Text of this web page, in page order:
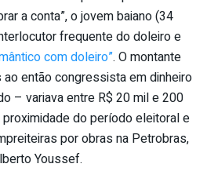
a conta”, o jovem baiano (34
frequente do doleiro e
com doleiro”. O montante
então congressista em dinheiro
– variava entre R$ 20 mil e 200
do período eleitoral e
por obras na Petrobras,
Youssef.